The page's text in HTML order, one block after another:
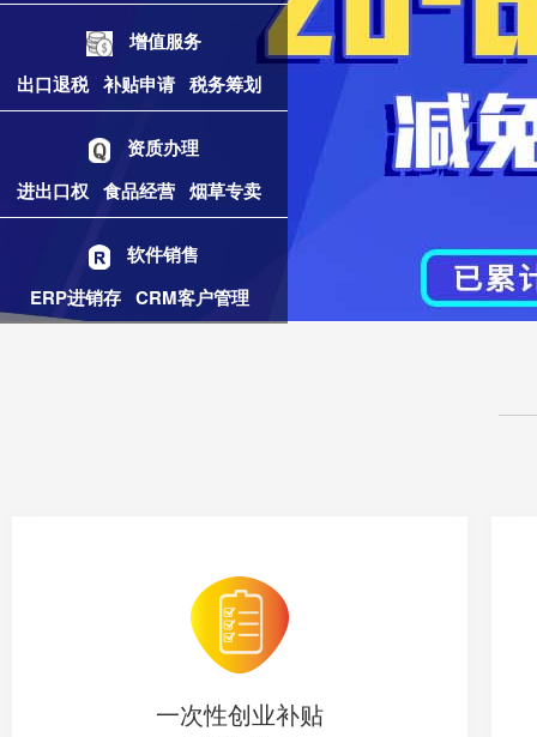
增值服务
出口退税 补贴申请 税务筹划
资质办理
进出口权 食品经营 烟草专卖
软件销售
ERP进销存 CRM客户管理
一次性创业补贴